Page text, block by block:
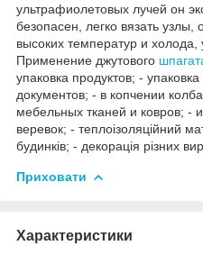
ультрафиолетовых лучей он
безопасен, легко вязать
высоких температур и холода,
Применение джутового
упаковка продуктов; -
документов; - в копчении
мебельных тканей и ковров; -
веревок; - теплоізоляційний
будинків; - декорація різних
Приховати
Характеристики